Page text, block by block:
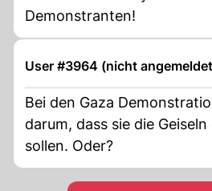
Demonstranten!
User #3964 (nicht
Bei den Gaza
darum, dass sie die
sollen. Oder?